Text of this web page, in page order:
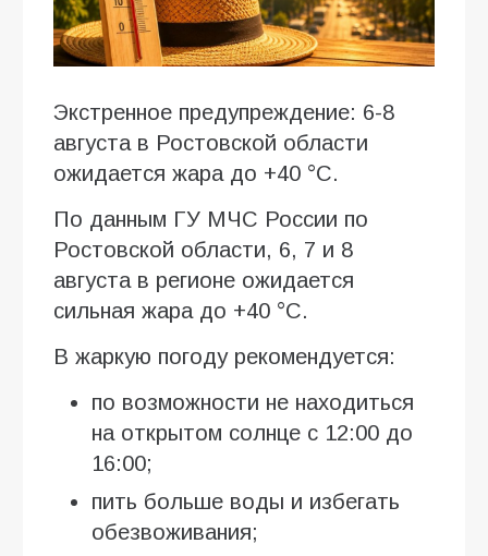
Экстренное предупреждение: 6-8
августа в Ростовской области
ожидается жара до +40 °C.
По данным ГУ МЧС России по
Ростовской области, 6, 7 и 8
августа в регионе ожидается
сильная жара до +40 °C.
В жаркую погоду рекомендуется:
по возможности не находиться
на открытом солнце с 12:00 до
16:00;
пить больше воды и избегать
обезвоживания;